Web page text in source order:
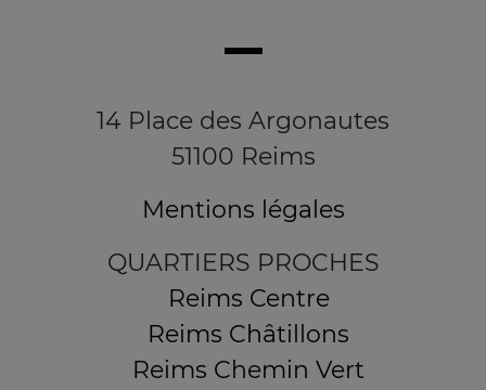
14 Place des Argonautes
51100 Reims
Mentions légales
QUARTIERS PROCHES
Reims Centre
Reims Châtillons
Reims Chemin Vert